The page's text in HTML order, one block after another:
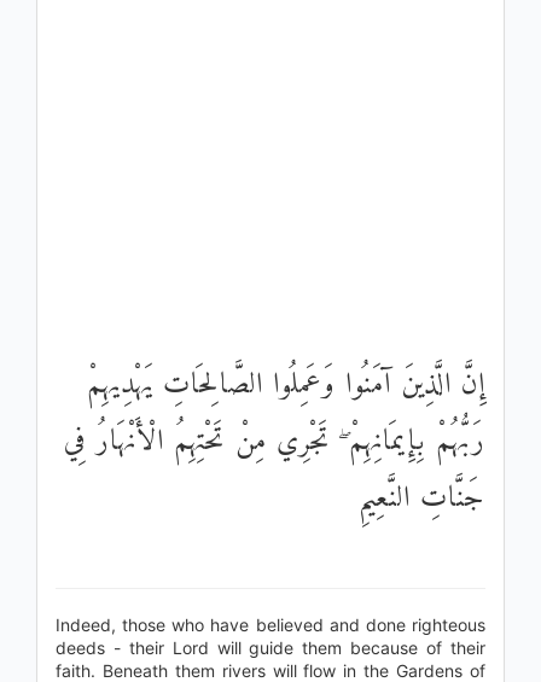
إِنَّ الَّذِينَ آمَنُوا وَعَمِلُوا الصَّالِحَاتِ يَهْدِيهِمْ
رَبُّهُمْ بِإِيمَانِهِمْ ۖ تَجْرِي مِنْ تَحْتِهِمُ الْأَنْهَارُ فِي
جَنَّاتِ النَّعِيمِ
Indeed, those who have believed and done righteous
deeds - their Lord will guide them because of their
faith. Beneath them rivers will flow in the Gardens of